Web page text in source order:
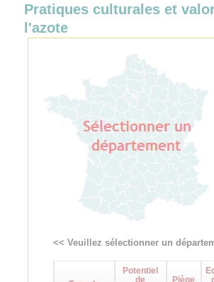
Pratiques culturales et
l'azote
<< Veuillez sélectionner un
Potentiel
de
Piège